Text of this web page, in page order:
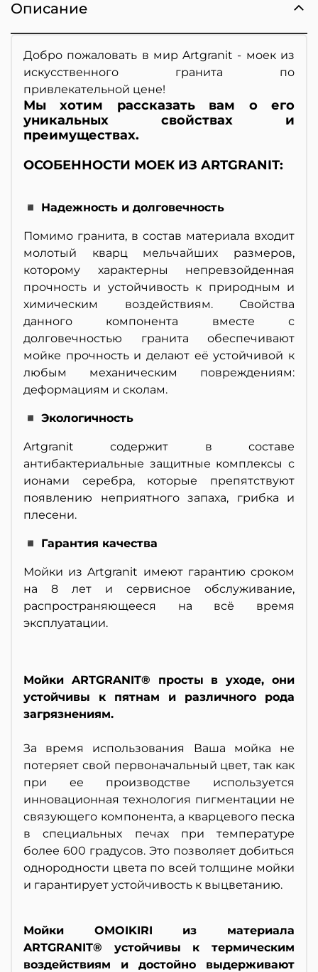
Описание
Добро пожаловать в мир Artgranit - моек из
искусственного гранита по
привлекательной цене!
Мы хотим рассказать вам о его
уникальных свойствах и
преимуществах.
ОСОБЕННОСТИ МОЕК ИЗ ARTGRANIT:
◾ Надежность и долговечность
Помимо гранита, в состав материала входит
молотый кварц мельчайших размеров,
которому характерны непревзойденная
прочность и устойчивость к природным и
химическим воздействиям. Свойства
данного компонента вместе с
долговечностью гранита обеспечивают
мойке прочность и делают её устойчивой к
любым механическим повреждениям:
деформациям и сколам.
◾ Экологичность
Artgranit содержит в составе
антибактериальные защитные комплексы с
ионами серебра, которые препятствуют
появлению неприятного запаха, грибка и
плесени.
◾ Гарантия качества
Мойки из Artgranit имеют гарантию сроком
на 8 лет и сервисное обслуживание,
распространяющееся на всё время
эксплуатации.
Мойки ARTGRANIT® просты в уходе, они
устойчивы к пятнам и различного рода
загрязнениям.
За время использования Ваша мойка не
потеряет свой первоначальный цвет, так как
при ее производстве используется
инновационная технология пигментации не
связующего компонента, а кварцевого песка
в специальных печах при температуре
более 600 градусов. Это позволяет добиться
однородности цвета по всей толщине мойки
и гарантирует устойчивость к выцветанию.
Мойки OMOIKIRI из материала
ARTGRANIT® устойчивы к термическим
воздействиям и достойно выдерживают